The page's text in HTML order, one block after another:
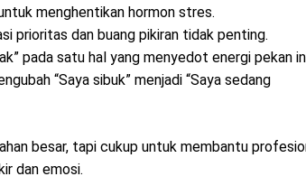
menghentikan hormon stres.
prioritas dan buang pikiran tidak penting.
pada satu hal yang menyedot energi pekan
“Saya sibuk” menjadi “Saya sedang
besar, tapi cukup untuk membantu
dan emosi.